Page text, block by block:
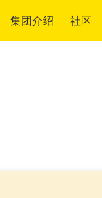
集团介绍 社区